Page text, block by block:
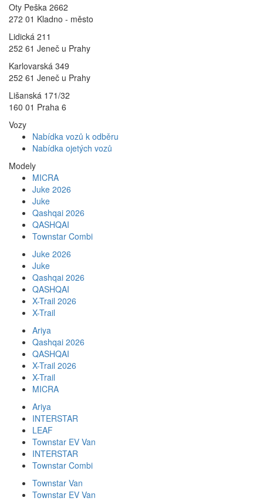
Oty Peška 2662
272 01 Kladno - město
Lidická 211
252 61 Jeneč u Prahy
Karlovarská 349
252 61 Jeneč u Prahy
Lišanská 171/32
160 01 Praha 6
Vozy
Nabídka vozů k odběru
Nabídka ojetých vozů
Modely
MICRA
Juke 2026
Juke
Qashqai 2026
QASHQAI
Townstar Combi
Juke 2026
Juke
Qashqai 2026
QASHQAI
X-Trail 2026
X-Trail
Ariya
Qashqai 2026
QASHQAI
X-Trail 2026
X-Trail
MICRA
Ariya
INTERSTAR
LEAF
Townstar EV Van
INTERSTAR
Townstar Combi
Townstar Van
Townstar EV Van